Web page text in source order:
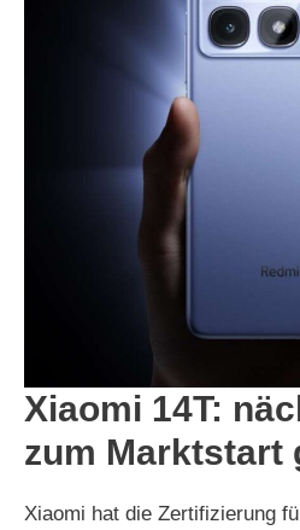
Xiaomi 14T:
zum Marktstart
Xiaomi hat die Zertifizierung